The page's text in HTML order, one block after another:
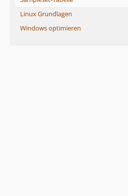
Linux Grundlagen
Windows optimieren